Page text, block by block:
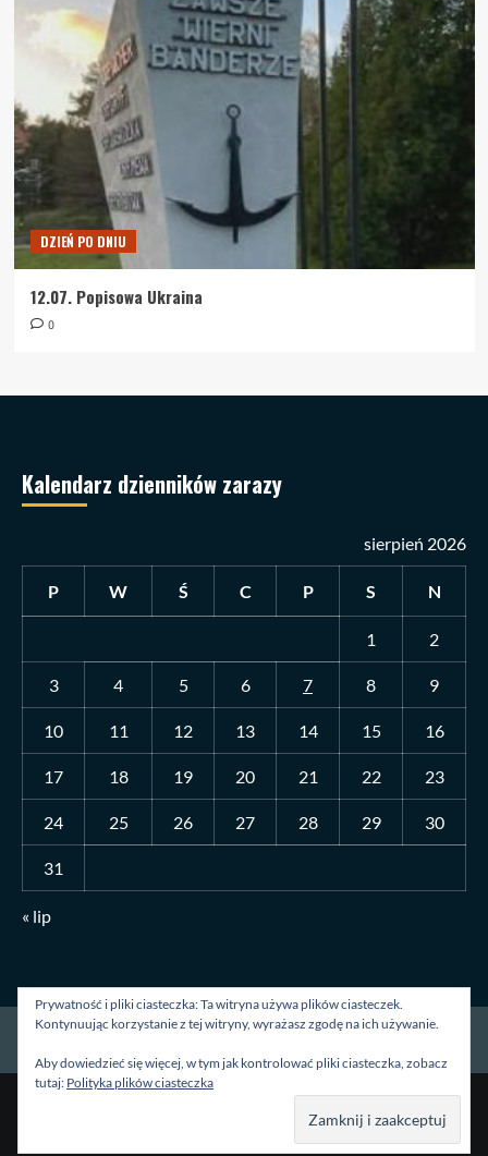
DZIEŃ PO DNIU
12.07. Popisowa Ukraina
0
Kalendarz dzienników zarazy
sierpień 2026
P W Ś C P S N
1 2
3 4 5 6 7 8 9
10 11 12 13 14 15 16
17 18 19 20 21 22 23
24 25 26 27 28 29 30
31
« lip
Strona główna O mnie Blog Kontakt
Prywatność i pliki ciasteczka: Ta witryna używa plików ciasteczek.
Kontynuując korzystanie z tej witryny, wyrażasz zgodę na ich używanie.
Aby dowiedzieć się więcej, w tym jak kontrolować pliki ciasteczka, zobacz
tutaj: Polityka plików ciasteczka